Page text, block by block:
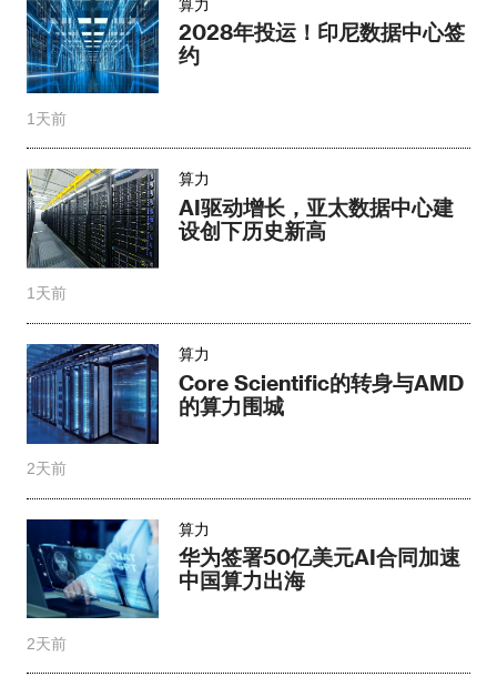
算力
2028年投运！印尼数据中心签
约
1天前
算力
AI驱动增长，亚太数据中心建
设创下历史新高
1天前
算力
Core Scientific的转身与AMD
的算力围城
2天前
算力
华为签署50亿美元AI合同加速
中国算力出海
2天前